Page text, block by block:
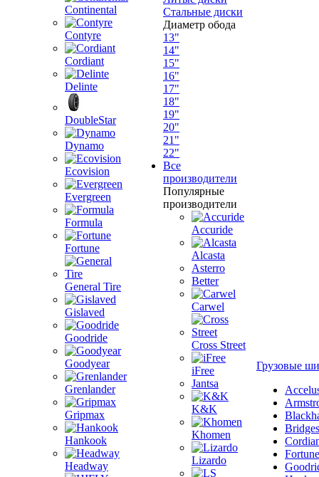
Continental
Contyre
Cordiant
Delinte
DoubleStar
Dynamo
Ecovision
Evergreen
Formula
Fortune
General Tire
Gislaved
Goodride
Goodyear
Grenlander
Gripmax
Hankook
Headway
Стальные диски
Диаметр обода
13"
14"
15"
16"
17"
18"
19"
20"
21"
22"
Все
производители
Популярные
производители
Accuride
Alcasta
Asterro
Better
Carwel
Cross Street
iFree
Jantsa
K&K
Khomen
Lizardo
Грузовые
Fortune